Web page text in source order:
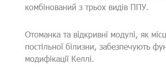
комбінований з трьох видів ППУ.
Отоманка та відкривні модулі, як
постільної білизни, забезпечують
модифікації Келлі.